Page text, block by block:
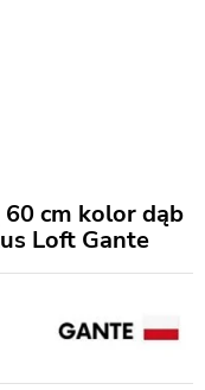
cm kolor dąb
Loft Gante